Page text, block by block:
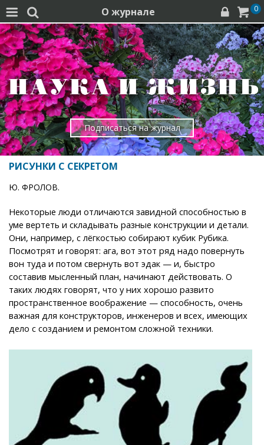
  О журнале   0
Подписаться на журнал
РИСУНКИ С СЕКРЕТОМ
Ю. ФРОЛОВ.
Некоторые люди отличаются завидной способностью в
уме вертеть и складывать разные конструкции и детали.
Они, например, с лёгкостью собирают кубик Рубика.
Посмотрят и говорят: ага, вот этот ряд надо повернуть
вон туда и потом свернуть вот эдак — и, быстро
составив мысленный план, начинают действовать. О
таких людях говорят, что у них хорошо развито
пространственное воображение — способность, очень
важная для конструкторов, инженеров и всех, имеющих
дело с созданием и ремонтом сложной техники.